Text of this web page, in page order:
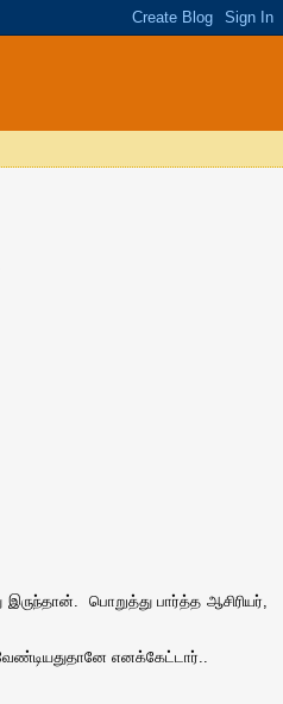
இருந்தான். பொறுத்து பார்த்த ஆசிரியர்,
எனக்கேட்டார்..